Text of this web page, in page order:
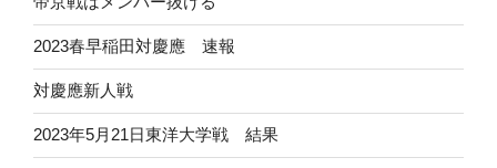
2023春早稲田対慶應 速報
対慶應新人戦
2023年5月21日東洋大学戦 結果